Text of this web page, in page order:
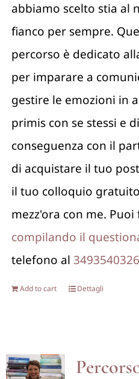
abbiamo scelto stia al
fianco per sempre.
percorso è dedicato
per imparare a
gestire le emozioni in
primis con se stessi e di
conseguenza con il
di acquistare il tuo
il tuo colloquio
mezz'ora con me. Puoi
compilando il
telefono al 3493540326
Add to cart Dettagli